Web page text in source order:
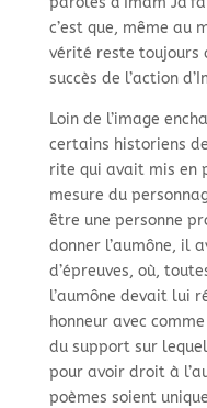
c’est que, même au
vérité reste toujours
succès de l’action
Loin de l’image
certains historiens
rite qui avait mis en
mesure du
être une personne
donner l’aumône, il
d’épreuves, où,
l’aumône devait lui
honneur avec
du support sur
pour avoir droit à
poèmes soient